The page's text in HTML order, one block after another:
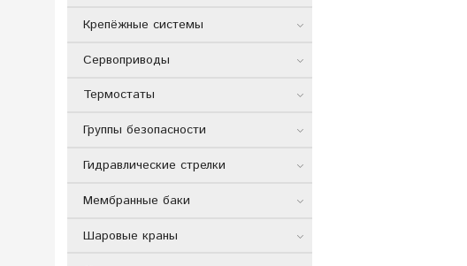
Крепёжные системы
Сервоприводы
Термостаты
Группы безопасности
Гидравлические стрелки
Мембранные баки
Шаровые краны